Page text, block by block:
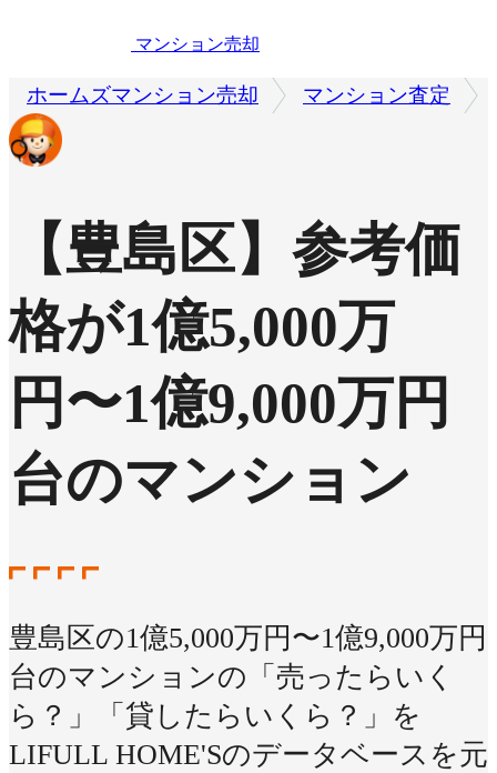
マンション売却
ホームズマンション売却 マンション査定
【豊島区】参考価
格が1億5,000万
円〜1億9,000万円
台のマンション
豊島区の1億5,000万円〜1億9,000万円
台のマンションの「売ったらいく
ら？」「貸したらいくら？」を
LIFULL HOME'Sのデータベースを元